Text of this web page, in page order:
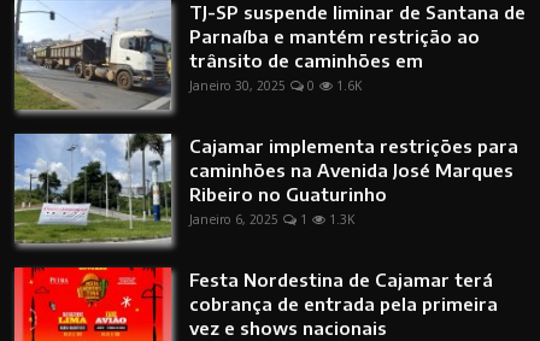
TJ-SP suspende liminar de Santana de
Parnaíba e mantém restrição ao
trânsito de caminhões em
Janeiro 30, 2025
0 1.6K
Cajamar implementa restrições para
caminhões na Avenida José Marques
Ribeiro no Guaturinho
Janeiro 6, 2025
1 1.3K
Festa Nordestina de Cajamar terá
cobrança de entrada pela primeira
vez e shows nacionais